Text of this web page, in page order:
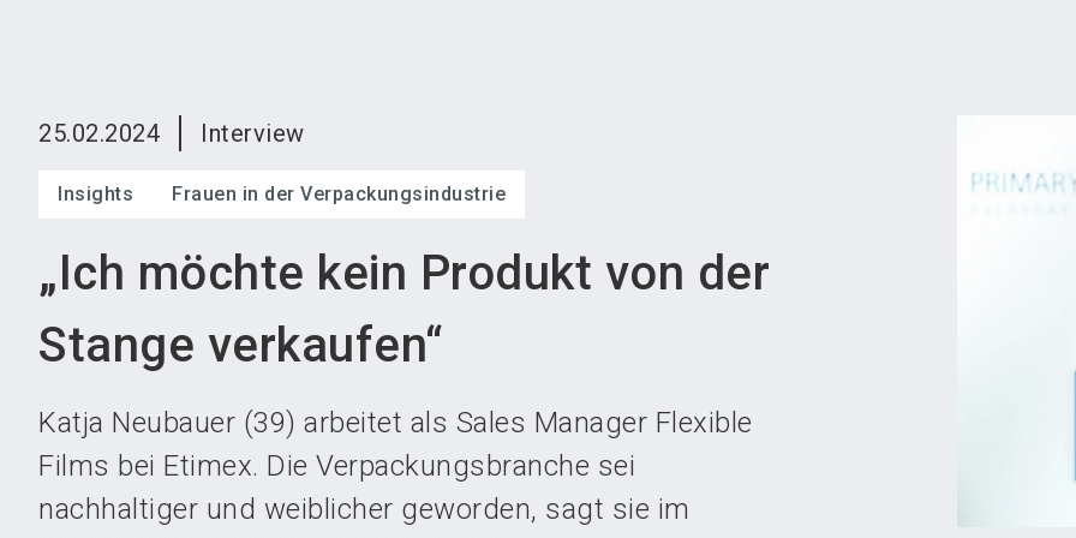
25.02.2024 Interview
Insights Frauen in der Verpackungsindustrie
„Ich möchte kein Produkt von der
Stange verkaufen“
Katja Neubauer (39) arbeitet als Sales Manager Flexible
Films bei Etimex. Die Verpackungsbranche sei
nachhaltiger und weiblicher geworden, sagt sie im